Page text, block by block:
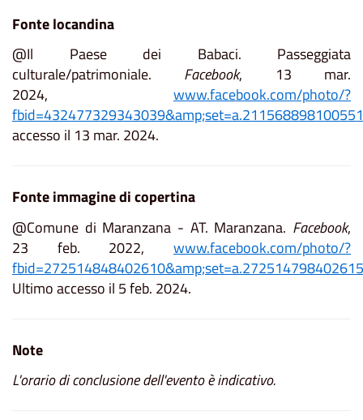
Fonte locandina
@Il Paese dei Babaci. Passeggiata
culturale/patrimoniale. Facebook, 13 mar.
2024, www.facebook.com/photo/?
fbid=432477329343039&amp;set=a.211568898100551
accesso il 13 mar. 2024.
Fonte immagine di copertina
@Comune di Maranzana - AT. Maranzana. Facebook,
23 feb. 2022, www.facebook.com/photo/?
fbid=272514848402610&amp;set=a.272514798402615
Ultimo accesso il 5 feb. 2024.
Note
L'orario di conclusione dell'evento è indicativo.